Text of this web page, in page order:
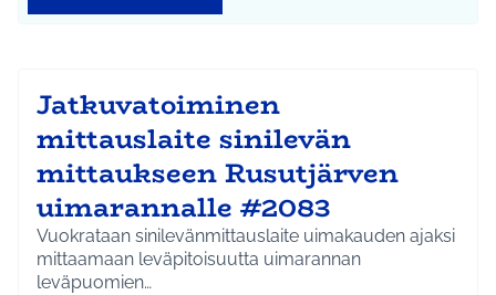
Jatkuvatoiminen
mittauslaite sinilevän
mittaukseen Rusutjärven
uimarannalle #2083
Vuokrataan sinilevänmittauslaite uimakauden ajaksi
mittaamaan leväpitoisuutta uimarannan
leväpuomien…